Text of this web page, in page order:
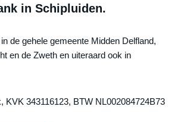
in Schipluiden.
de gehele gemeente Midden Delfland,
en de Zweth en uiteraard ook in
KVK 343116123, BTW NL002084724B73